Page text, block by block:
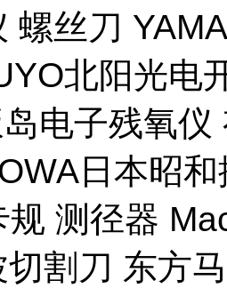
螺丝刀
北阳光电
电子残氧
日本昭
规 测径器
割刀 东方